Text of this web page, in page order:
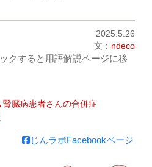
2025.5.26
文： ndeco
クすると用語解説ページに移
腎臓病患者さんの合併症
じんラボFacebookページ